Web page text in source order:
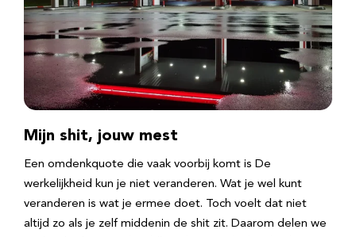
Mijn shit, jouw mest
Een omdenkquote die vaak voorbij komt is De
werkelijkheid kun je niet veranderen. Wat je wel kunt
veranderen is wat je ermee doet. Toch voelt dat niet
altijd zo als je zelf middenin de shit zit. Daarom delen we